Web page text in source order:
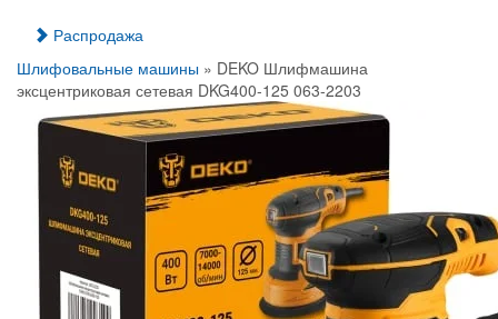
Распродажа
Шлифовальные машины » DEKO Шлифмашина
эксцентриковая сетевая DKG400-125 063-2203